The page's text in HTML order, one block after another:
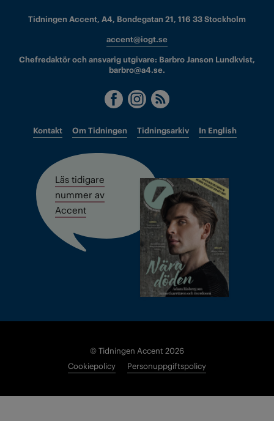
Tidningen Accent, A4, Bondegatan 21, 116 33 Stockholm
accent@iogt.se
Chefredaktör och ansvarig utgivare: Barbro Janson Lundkvist,
barbro@a4.se.
Kontakt Om Tidningen Tidningsarkiv In English
Läs tidigare
nummer av
Accent
© Tidningen Accent 2026
Cookiepolicy
Personuppgiftspolicy